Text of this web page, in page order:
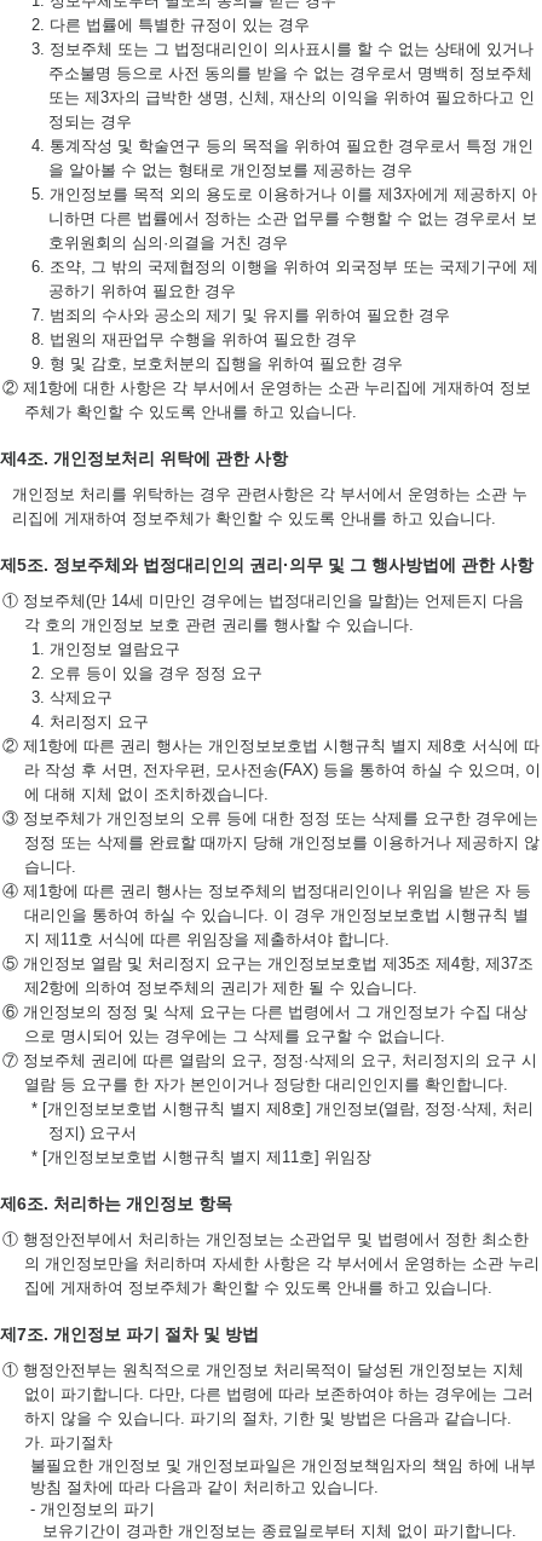
2. 다른 법률에 특별한 규정이 있는 경우
3. 정보주체 또는 그 법정대리인이 의사표시를 할 수 없는 상태에 있거나
주소불명 등으로 사전 동의를 받을 수 없는 경우로서 명백히 정보주체
또는 제3자의 급박한 생명, 신체, 재산의 이익을 위하여 필요하다고 인
정되는 경우
4. 통계작성 및 학술연구 등의 목적을 위하여 필요한 경우로서 특정 개인
을 알아볼 수 없는 형태로 개인정보를 제공하는 경우
5. 개인정보를 목적 외의 용도로 이용하거나 이를 제3자에게 제공하지 아
니하면 다른 법률에서 정하는 소관 업무를 수행할 수 없는 경우로서 보
호위원회의 심의·의결을 거친 경우
6. 조약, 그 밖의 국제협정의 이행을 위하여 외국정부 또는 국제기구에 제
공하기 위하여 필요한 경우
7. 범죄의 수사와 공소의 제기 및 유지를 위하여 필요한 경우
8. 법원의 재판업무 수행을 위하여 필요한 경우
9. 형 및 감호, 보호처분의 집행을 위하여 필요한 경우
② 제1항에 대한 사항은 각 부서에서 운영하는 소관 누리집에 게재하여 정보
주체가 확인할 수 있도록 안내를 하고 있습니다.
제4조. 개인정보처리 위탁에 관한 사항
개인정보 처리를 위탁하는 경우 관련사항은 각 부서에서 운영하는 소관 누
리집에 게재하여 정보주체가 확인할 수 있도록 안내를 하고 있습니다.
제5조. 정보주체와 법정대리인의 권리·의무 및 그 행사방법에 관한 사항
① 정보주체(만 14세 미만인 경우에는 법정대리인을 말함)는 언제든지 다음
각 호의 개인정보 보호 관련 권리를 행사할 수 있습니다.
1. 개인정보 열람요구
2. 오류 등이 있을 경우 정정 요구
3. 삭제요구
4. 처리정지 요구
② 제1항에 따른 권리 행사는 개인정보보호법 시행규칙 별지 제8호 서식에 따
라 작성 후 서면, 전자우편, 모사전송(FAX) 등을 통하여 하실 수 있으며, 이
에 대해 지체 없이 조치하겠습니다.
③ 정보주체가 개인정보의 오류 등에 대한 정정 또는 삭제를 요구한 경우에는
정정 또는 삭제를 완료할 때까지 당해 개인정보를 이용하거나 제공하지 않
습니다.
④ 제1항에 따른 권리 행사는 정보주체의 법정대리인이나 위임을 받은 자 등
대리인을 통하여 하실 수 있습니다. 이 경우 개인정보보호법 시행규칙 별
지 제11호 서식에 따른 위임장을 제출하셔야 합니다.
⑤ 개인정보 열람 및 처리정지 요구는 개인정보보호법 제35조 제4항, 제37조
제2항에 의하여 정보주체의 권리가 제한 될 수 있습니다.
⑥ 개인정보의 정정 및 삭제 요구는 다른 법령에서 그 개인정보가 수집 대상
으로 명시되어 있는 경우에는 그 삭제를 요구할 수 없습니다.
⑦ 정보주체 권리에 따른 열람의 요구, 정정·삭제의 요구, 처리정지의 요구 시
열람 등 요구를 한 자가 본인이거나 정당한 대리인인지를 확인합니다.
* [개인정보보호법 시행규칙 별지 제8호] 개인정보(열람, 정정·삭제, 처리
정지) 요구서
* [개인정보보호법 시행규칙 별지 제11호] 위임장
제6조. 처리하는 개인정보 항목
① 행정안전부에서 처리하는 개인정보는 소관업무 및 법령에서 정한 최소한
의 개인정보만을 처리하며 자세한 사항은 각 부서에서 운영하는 소관 누리
집에 게재하여 정보주체가 확인할 수 있도록 안내를 하고 있습니다.
제7조. 개인정보 파기 절차 및 방법
① 행정안전부는 원칙적으로 개인정보 처리목적이 달성된 개인정보는 지체
없이 파기합니다. 다만, 다른 법령에 따라 보존하여야 하는 경우에는 그러
하지 않을 수 있습니다. 파기의 절차, 기한 및 방법은 다음과 같습니다.
가. 파기절차
불필요한 개인정보 및 개인정보파일은 개인정보책임자의 책임 하에 내부
방침 절차에 따라 다음과 같이 처리하고 있습니다.
- 개인정보의 파기
보유기간이 경과한 개인정보는 종료일로부터 지체 없이 파기합니다.